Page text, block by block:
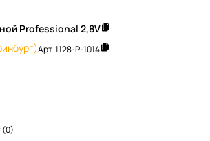
Professional 2,8V
Арт.1128-Р-1014
(0)